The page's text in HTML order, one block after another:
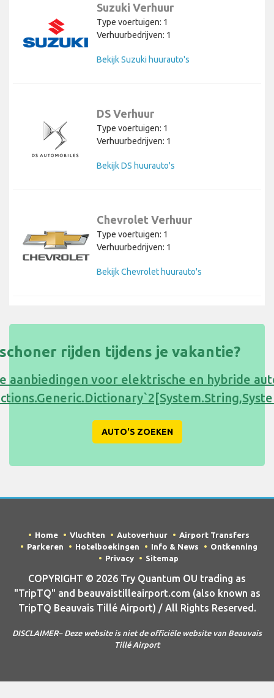
Suzuki Verhuur
Type voertuigen: 1
Verhuurbedrijven: 1
Bekijk Suzuki huurauto's
DS Verhuur
Type voertuigen: 1
Verhuurbedrijven: 1
Bekijk DS huurauto's
Chevrolet Verhuur
Type voertuigen: 1
Verhuurbedrijven: 1
Bekijk Chevrolet huurauto's
rijden tijdens je vakantie?
aanbiedingen voor elektrische en hybride
AUTO'S ZOEKEN
Home Vluchten Autoverhuur
Airport Transfers
Parkeren
Hotelboekingen Info & News
Ontkenning
Privacy
Sitemap
COPYRIGHT © 2026 Try Quantum OU trading as
"TripTQ" and beauvaistilleairport.com (also known as
TripTQ Beauvais Tillé Airport) / All Rights Reserved.
DISCLAIMER– Deze website is niet de officiële website van Beauvais
Tillé Airport